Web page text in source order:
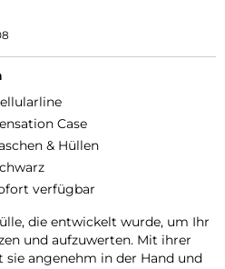
Case
& Hüllen
verfügbar
die entwickelt wurde, um Ihr
und aufzuwerten. Mit ihrer
angenehm in der Hand und